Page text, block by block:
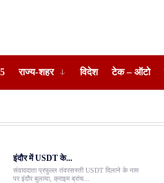
राज्य-शहर विदेश टेक – ऑटो
इंदौर में USDT के...
संवाददाता प्रफुल्ल तंवरसस्ती USDT दिलाने के नाम
पर इंदौर बुलाया, क्राइम ब्रांच...